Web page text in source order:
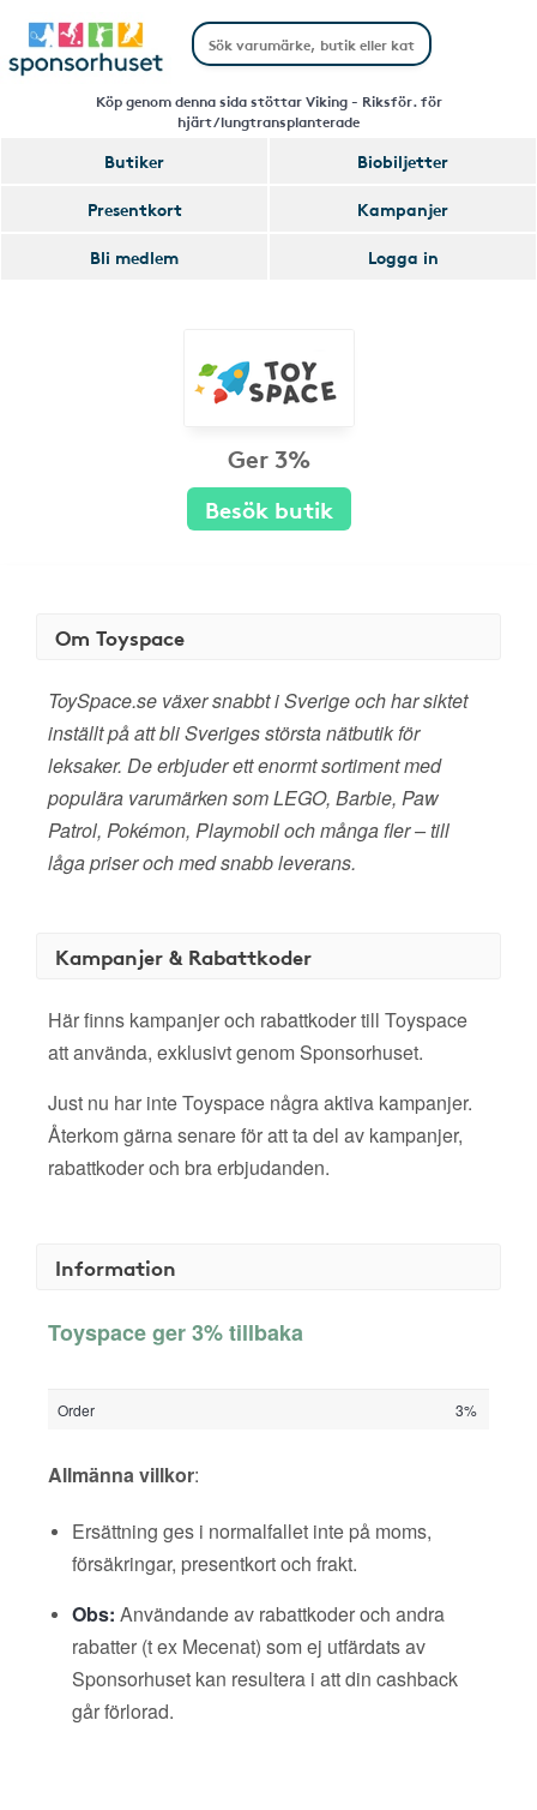
Köp genom denna sida stöttar Viking - Riksför. för
hjärt/lungtransplanterade
Butiker
Biobiljetter
Presentkort
Kampanjer
Bli medlem
Logga in
Ger 3%
Besök butik
Om Toyspace
ToySpace.se växer snabbt i Sverige och har siktet
inställt på att bli Sveriges största nätbutik för
leksaker. De erbjuder ett enormt sortiment med
populära varumärken som LEGO, Barbie, Paw
Patrol, Pokémon, Playmobil och många fler – till
låga priser och med snabb leverans.
Kampanjer & Rabattkoder
Här finns kampanjer och rabattkoder till Toyspace
att använda, exklusivt genom Sponsorhuset.
Just nu har inte Toyspace några aktiva kampanjer.
Återkom gärna senare för att ta del av kampanjer,
rabattkoder och bra erbjudanden.
Information
Toyspace ger 3% tillbaka
Order 3%
Allmänna villkor:
Ersättning ges i normalfallet inte på moms,
försäkringar, presentkort och frakt.
Obs: Användande av rabattkoder och andra
rabatter (t ex Mecenat) som ej utfärdats av
Sponsorhuset kan resultera i att din cashback
går förlorad.